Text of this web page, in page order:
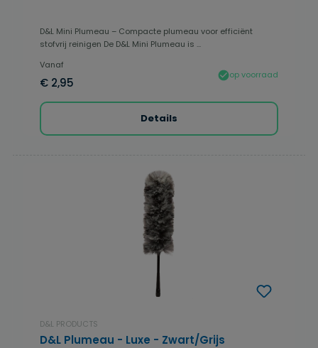
D&L Mini Plumeau – Compacte plumeau voor efficiënt
stofvrij reinigen De D&L Mini Plumeau is ...
Vanaf
€ 2,95
op voorraad
Details
D&L PRODUCTS
D&L Plumeau - Luxe - Zwart/Grijs